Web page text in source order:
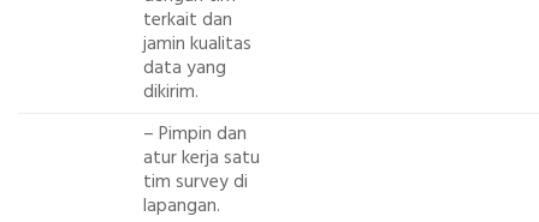
terkait dan
jamin kualitas
data yang
dikirim.
– Pimpin dan
atur kerja satu
tim survey di
lapangan.